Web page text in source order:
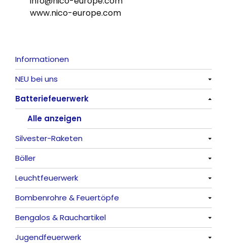
www.nico-europe.com
Informationen
NEU bei uns
Alle anzeigen
Batteriefeuerwerk
Alle anzeigen
Silvester-Raketen
Alle anzeigen
Böller
Alle anzeigen
China-Böller
Knaller / Kanonenschläge
Reibkopfknaller
Leuchtfeuerwerk
Alle anzeigen
Vulkane
Fontänen
Bombenrohre & Feuertöpfe
Alle anzeigen
Mit Rumms
Bengalos & Rauchartikel
Alle anzeigen
Jugendfeuerwerk